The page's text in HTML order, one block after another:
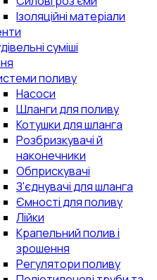
Ізоляційні матеріали
суміші
поливу
Насоси
Шланги для поливу
Котушки для шланга
Розбризкувачі й
наконечники
Обприскувачі
З'єднувачі для шланга
Ємності для поливу
Лійки
Крапельний полив і
зрошення
Регулятори поливу